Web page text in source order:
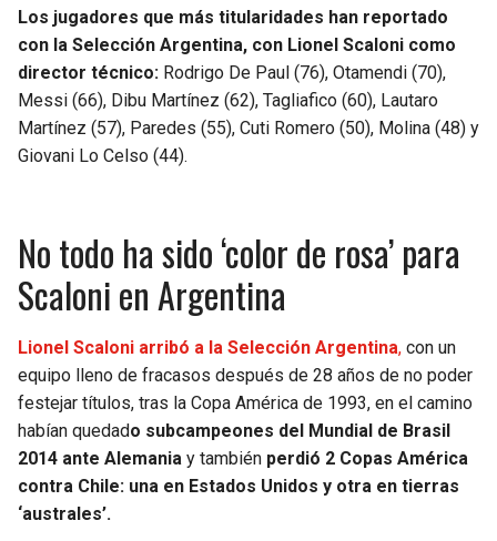
Los jugadores que más titularidades han reportado
con la Selección Argentina, con Lionel Scaloni como
director técnico: Rodrigo De Paul (76), Otamendi (70),
Messi (66), Dibu Martínez (62), Tagliafico (60), Lautaro
Martínez (57), Paredes (55), Cuti Romero (50), Molina (48) y
Giovani Lo Celso (44).
No todo ha sido ‘color de rosa’ para
Scaloni en Argentina
Lionel Scaloni arribó a la Selección Argentina, con un
equipo lleno de fracasos después de 28 años de no poder
festejar títulos, tras la Copa América de 1993, en el camino
habían quedado subcampeones del Mundial de Brasil
2014 ante Alemania y también perdió 2 Copas América
contra Chile: una en Estados Unidos y otra en tierras
‘australes’.